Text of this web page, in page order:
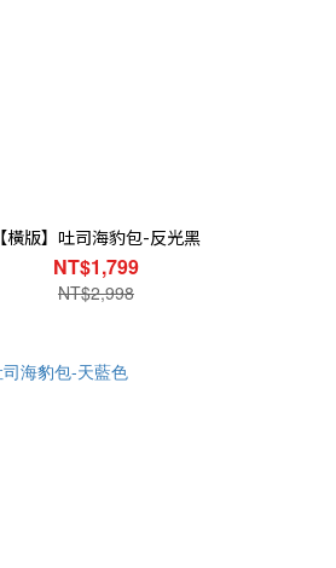
【橫版】吐司海豹包-反光黑
NT$1,799
NT$2,998